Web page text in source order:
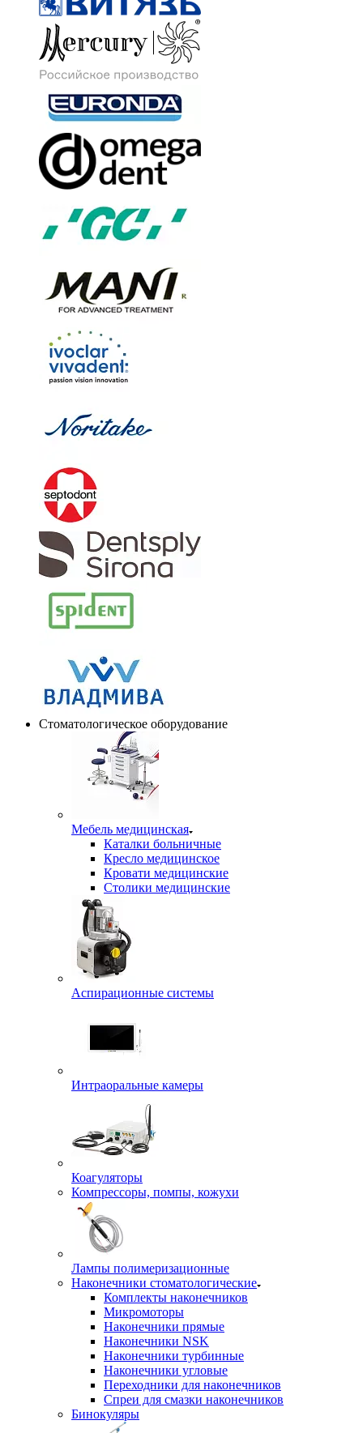
Стоматологическое оборудование
Мебель медицинская
Каталки больничные
Кресло медицинское
Кровати медицинские
Столики медицинские
Аспирационные системы
Интраоральные камеры
Коагуляторы
Компрессоры, помпы, кожухи
Лампы полимеризационные
Наконечники стоматологические
Комплекты наконечников
Микромоторы
Наконечники прямые
Наконечники NSK
Наконечники турбинные
Наконечники угловые
Переходники для наконечников
Спреи для смазки наконечников
Бинокуляры